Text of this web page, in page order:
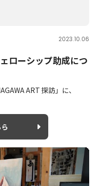
2023.10.06
ローシップ助成につ
ART 探訪」に、